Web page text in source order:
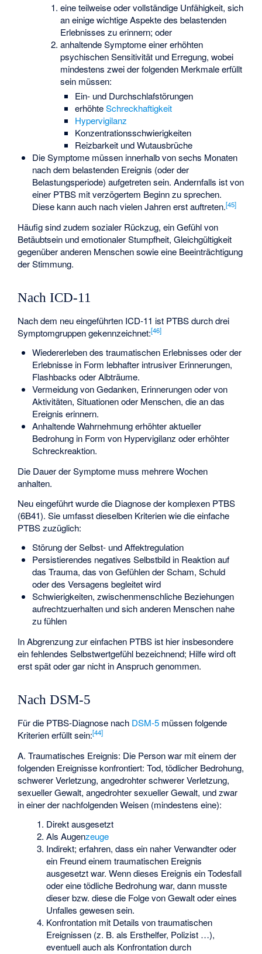
eine teilweise oder vollständige Unfähigkeit, sich
an einige wichtige Aspekte des belastenden
Erlebnisses zu erinnern; oder
anhaltende Symptome einer erhöhten
psychischen Sensitivität und Erregung, wobei
mindestens zwei der folgenden Merkmale erfüllt
sein müssen:
Ein- und Durchschlafstörungen
erhöhteSchreckhaftigkeit
Hypervigilanz
Konzentrationsschwierigkeiten
Reizbarkeit und Wutausbrüche
Die Symptome müssen innerhalb von sechs Monaten
nach dem belastenden Ereignis (oder der
Belastungsperiode) aufgetreten sein. Andernfalls ist von
einer PTBS mit verzögertem Beginn zu sprechen.
Diese kann auch nach vielen Jahren erst auftreten.[45]
Häufig sind zudem sozialer Rückzug, ein Gefühl von
Betäubtsein und emotionaler Stumpfheit, Gleichgültigkeit
gegenüber anderen Menschen sowie eine Beeinträchtigung
der Stimmung.
Nach ICD-11
Nach dem neu eingeführten ICD-11 ist PTBS durch drei
Symptomgruppen gekennzeichnet:[46]
Wiedererleben des traumatischen Erlebnisses oder der
Erlebnisse in Form lebhafter intrusiver Erinnerungen,
Flashbacks oder Albträume.
Vermeidung von Gedanken, Erinnerungen oder von
Aktivitäten, Situationen oder Menschen, die an das
Ereignis erinnern.
Anhaltende Wahrnehmung erhöhter aktueller
Bedrohung in Form von Hypervigilanz oder erhöhter
Schreckreaktion.
Die Dauer der Symptome muss mehrere Wochen
anhalten.
Neu eingeführt wurde die Diagnose der komplexen PTBS
(6B41). Sie umfasst dieselben Kriterien wie die einfache
PTBS zuzüglich:
Störung der Selbst- und Affektregulation
Persistierendes negatives Selbstbild in Reaktion auf
das Trauma, das von Gefühlen der Scham, Schuld
oder des Versagens begleitet wird
Schwierigkeiten, zwischenmenschliche Beziehungen
aufrechtzuerhalten und sich anderen Menschen nahe
zu fühlen
In Abgrenzung zur einfachen PTBS ist hier insbesondere
ein fehlendes Selbstwertgefühl bezeichnend; Hilfe wird oft
erst spät oder gar nicht in Anspruch genommen.
Nach DSM-5
Für die PTBS-Diagnose nach DSM-5 müssen folgende
Kriterien erfüllt sein:[44]
A. Traumatisches Ereignis: Die Person war mit einem der
folgenden Ereignisse konfrontiert: Tod, tödlicher Bedrohung,
schwerer Verletzung, angedrohter schwerer Verletzung,
sexueller Gewalt, angedrohter sexueller Gewalt, und zwar
in einer der nachfolgenden Weisen (mindestens eine):
Direkt ausgesetzt
Als Augenzeuge
Indirekt; erfahren, dass ein naher Verwandter oder
ein Freund einem traumatischen Ereignis
ausgesetzt war. Wenn dieses Ereignis ein Todesfall
oder eine tödliche Bedrohung war, dann musste
dieser bzw. diese die Folge von Gewalt oder eines
Unfalles gewesen sein.
Konfrontation mit Details von traumatischen
Ereignissen (z. B. als Ersthelfer, Polizist …),
eventuell auch als Konfrontation durch